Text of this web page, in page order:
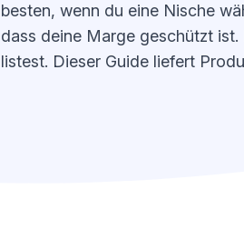
besten, wenn du eine Nische
dass deine Marge geschützt
listest. Dieser Guide liefert